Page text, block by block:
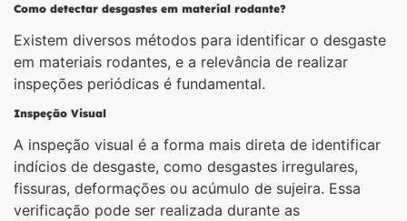
Como detectar desgastes em material rodante?
Existem diversos métodos para identificar o desgaste
em materiais rodantes, e a relevância de realizar
inspeções periódicas é fundamental.
Inspeção Visual
A inspeção visual é a forma mais direta de identificar
indícios de desgaste, como desgastes irregulares,
fissuras, deformações ou acúmulo de sujeira. Essa
verificação pode ser realizada durante as